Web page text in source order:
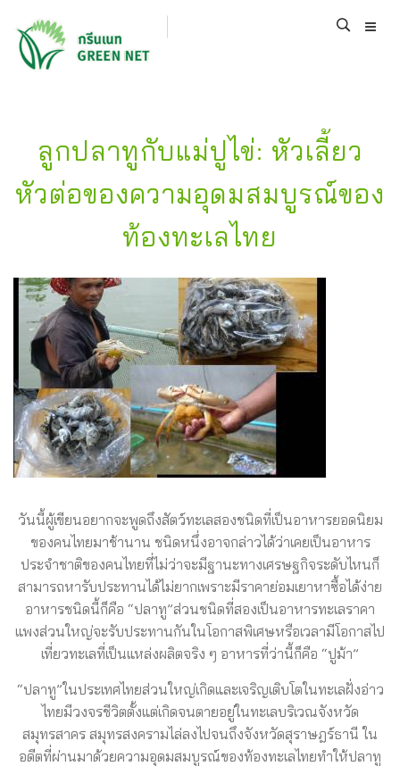
ลูกปลาทูกับแม่ปูไข่: หัวเลี้ยว
หัวต่อของความอุดมสมบูรณ์ของ
ท้องทะเลไทย
วันนี้ผู้เขียนอยากจะพูดถึงสัตว์ทะเลสองชนิดที่เป็นอาหารยอดนิยม
ของคนไทยมาช้านาน ชนิดหนึ่งอาจกล่าวได้ว่าเคยเป็นอาหาร
ประจำชาติของคนไทยที่ไม่ว่าจะมีฐานะทางเศรษฐกิจระดับไหนก็
สามารถหารับประทานได้ไม่ยากเพราะมีราคาย่อมเยาหาซื้อได้ง่าย
อาหารชนิดนี้ก็คือ “ปลาทู”ส่วนชนิดที่สองเป็นอาหารทะเลราคา
แพงส่วนใหญ่จะรับประทานกันในโอกาสพิเศษหรือเวลามีโอกาสไป
เที่ยวทะเลที่เป็นแหล่งผลิตจริง ๆ อาหารที่ว่านี้ก็คือ “ปูม้า”
“ปลาทู”ในประเทศไทยส่วนใหญ่เกิดและเจริญเติบโตในทะเลฝั่งอ่าว
ไทยมีวงจรชีวิตตั้งแต่เกิดจนตายอยู่ในทะเลบริเวณจังหวัด
สมุทรสาคร สมุทรสงครามไล่ลงไปจนถึงจังหวัดสุราษฎร์ธานี ใน
อดีตที่ผ่านมาด้วยความอุดมสมบูรณ์ของท้องทะเลไทยทำให้ปลาทู